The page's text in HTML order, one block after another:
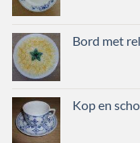
Bord met
Kop en